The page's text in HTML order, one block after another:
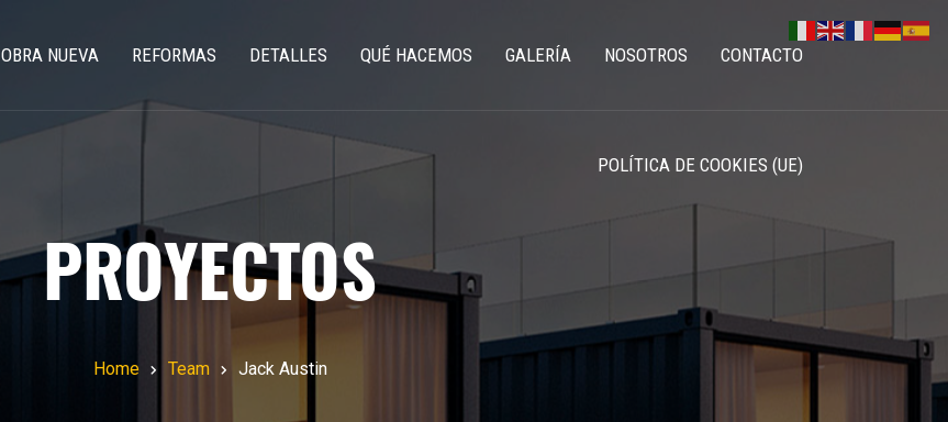
OBRA NUEVA REFORMAS DETALLES QUÉ HACEMOS GALERÍA NOSOTROS CONTACTO
POLÍTICA DE COOKIES (UE)
PROYECTOS
Home Team Jack Austin